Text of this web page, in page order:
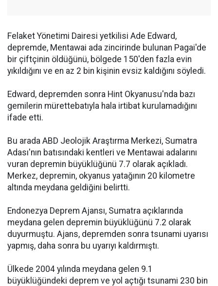
Felaket Yönetimi Dairesi yetkilisi Ade Edward,
depremde, Mentawai ada zincirinde bulunan Pagai'de
bir çiftçinin öldüğünü, bölgede 150'den fazla evin
yıkıldığını ve en az 2 bin kişinin evsiz kaldığını söyledi.
Edward, depremden sonra Hint Okyanusu'nda bazı
gemilerin mürettebatıyla hala irtibat kurulamadığını
ifade etti.
Bu arada ABD Jeolojik Araştırma Merkezi, Sumatra
Adası'nın batısındaki kentleri ve Mentawai adalarını
vuran depremin büyüklüğünü 7.7 olarak açıkladı.
Merkez, depremin, okyanus yatağının 20 kilometre
altında meydana geldiğini belirtti.
Endonezya Deprem Ajansı, Sumatra açıklarında
meydana gelen depremin büyüklüğünü 7.2 olarak
duyurmuştu. Ajans, depremden sonra tsunami uyarısı
yapmış, daha sonra bu uyarıyı kaldırmıştı.
Ülkede 2004 yılında meydana gelen 9.1
büyüklüğündeki deprem ve yol açtığı tsunami 230 bin